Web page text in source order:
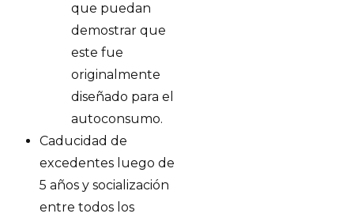
que puedan
demostrar que
este fue
originalmente
diseñado para el
autoconsumo.
Caducidad de
excedentes luego de
5 años y socialización
entre todos los